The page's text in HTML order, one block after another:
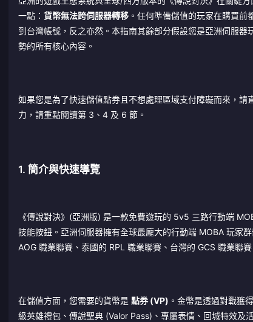
一點： 貨幣無法跨伺服器轉移 。任何準備儲值的玩家在購買
到台灣帳號，反之亦然。本指南其餘部分假設您是亞洲伺服
勢的所有核心內容。
如果您是為了快速儲值點券且不想處理區域支付障礙而來，
力，請重點閱讀第 3、4 及 6 節。
1. 簡介與快速導覽
《傳說對決》(亞洲版) 是一款免費遊玩的 5v5 三路行動端
技能按鈕。亞洲伺服器擁有全球最龐大的行動端 MOBA 玩家
AOG 職業聯賽、泰國的 RPL 職業聯賽、台灣的 GCS 職業聯
在儲值方面，您需要的貨幣是 點券 (VP) 。金幣是透過對戰獲
級英雄禮包、傳說聖典 (Valor Pass)、專屬表情、回城特效及